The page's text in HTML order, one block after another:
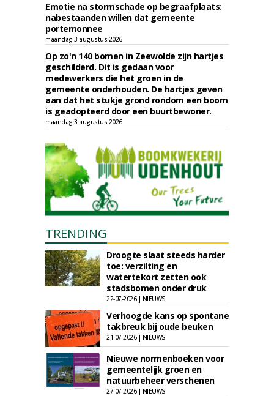
Emotie na stormschade op begraafplaats:
nabestaanden willen dat gemeente
portemonnee
maandag 3 augustus 2026
Op zo'n 140 bomen in Zeewolde zijn hartjes
geschilderd. Dit is gedaan voor
medewerkers die het groen in de
gemeente onderhouden. De hartjes geven
aan dat het stukje grond rondom een boom
is geadopteerd door een buurtbewoner.
maandag 3 augustus 2026
TRENDING
Droogte slaat steeds harder
toe: verzilting en
watertekort zetten ook
stadsbomen onder druk
22-07-2026 | NIEUWS
Verhoogde kans op spontane
takbreuk bij oude beuken
21-07-2026 | NIEUWS
Nieuwe normenboeken voor
gemeentelijk groen en
natuurbeheer verschenen
27-07-2026 | NIEUWS